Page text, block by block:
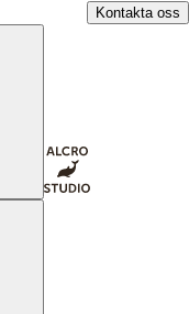
Kontakta oss